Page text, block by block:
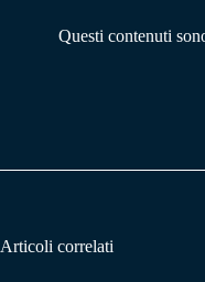
Questi contenuti
Articoli correlati